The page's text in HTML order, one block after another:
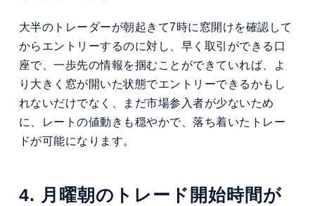
大半のトレーダーが朝起きて7時に窓開けを確認して
からエントリーするのに対し、早く取引ができる口
座で、一歩先の情報を掴むことができていれば、よ
り大きく窓が開いた状態でエントリーできるかもし
れないだけでなく、まだ市場参入者が少ないため
に、レートの値動きも穏やかで、落ち着いたトレー
ドが可能になります。
4. 月曜朝のトレード開始時間が